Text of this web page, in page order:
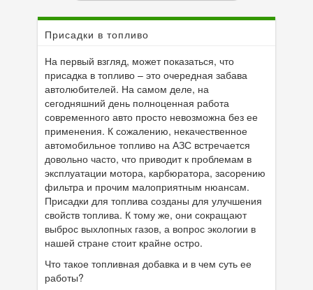
Присадки в топливо
На первый взгляд, может показаться, что
присадка в топливо – это очередная забава
автолюбителей. На самом деле, на
сегодняшний день полноценная работа
современного авто просто невозможна без ее
применения. К сожалению, некачественное
автомобильное топливо на АЗС встречается
довольно часто, что приводит к проблемам в
эксплуатации мотора, карбюратора, засорению
фильтра и прочим малоприятным нюансам.
Присадки для топлива созданы для улучшения
свойств топлива. К тому же, они сокращают
выброс выхлопных газов, а вопрос экологии в
нашей стране стоит крайне остро.
Что такое топливная добавка и в чем суть ее
работы?